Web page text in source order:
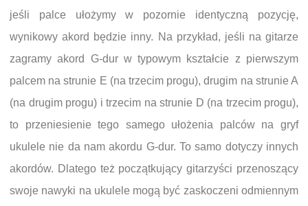
jeśli palce ułożymy w pozornie identyczną pozycję,
wynikowy akord będzie inny. Na przykład, jeśli na gitarze
zagramy akord G-dur w typowym kształcie z pierwszym
palcem na strunie E (na trzecim progu), drugim na strunie A
(na drugim progu) i trzecim na strunie D (na trzecim progu),
to przeniesienie tego samego ułożenia palców na gryf
ukulele nie da nam akordu G-dur. To samo dotyczy innych
akordów. Dlatego też początkujący gitarzyści przenoszący
swoje nawyki na ukulele mogą być zaskoczeni odmiennym